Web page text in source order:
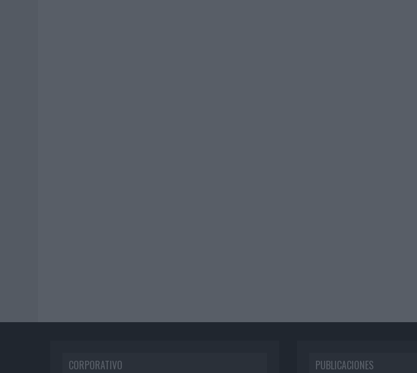
CORPORATIVO PUBLICACIONES